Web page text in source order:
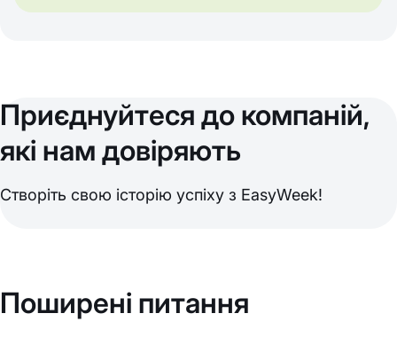
Приєднуйтеся до компаній,
які нам довіряють
Створіть свою історію успіху з EasyWeek!
Поширені питання